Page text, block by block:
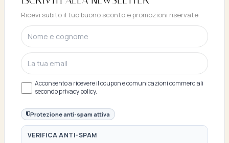
ISCRIVITI E OTTIENI SUBITO UNO SCONTO
DEL 10%
Ricevi subito il tuo buono sconto e promozioni riservate.
Acconsento a ricevere il coupon e comunicazioni commerciali
secondo privacy policy.
Protezione anti-spam attiva
VERIFICA ANTI-SPAM